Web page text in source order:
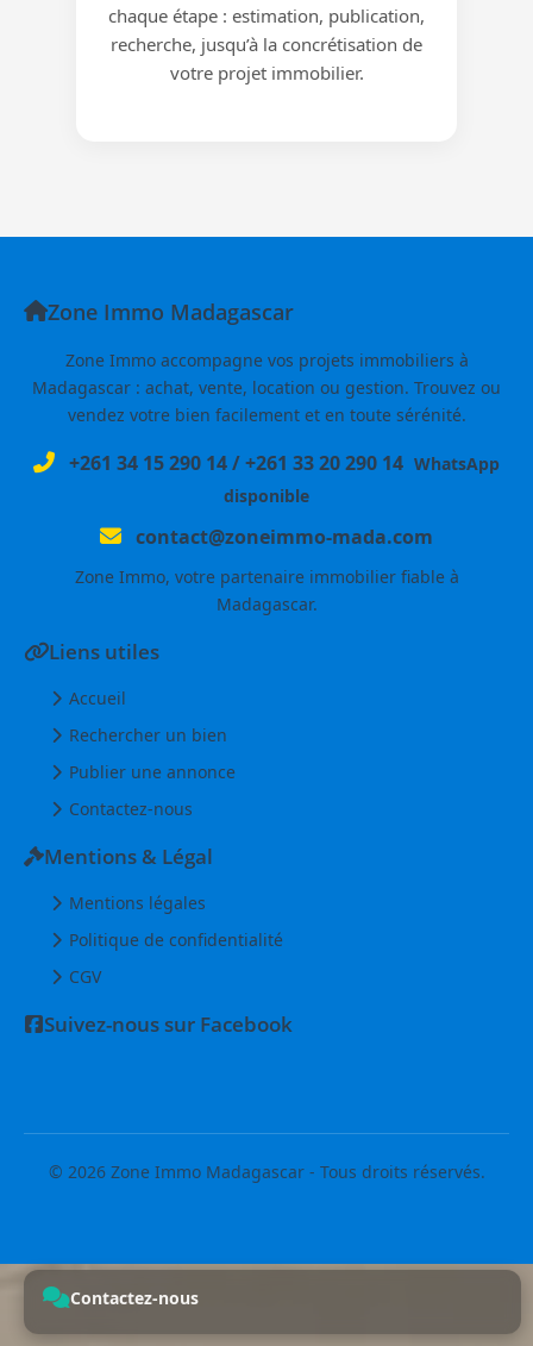
chaque étape : estimation, publication,
recherche, jusqu’à la concrétisation de
votre projet immobilier.
Zone Immo Madagascar
Zone Immo accompagne vos projets immobiliers à
Madagascar : achat, vente, location ou gestion. Trouvez ou
vendez votre bien facilement et en toute sérénité.
+261 34 15 290 14/+261 33 20 290 14 WhatsApp
disponible
contact@zoneimmo-mada.com
Zone Immo, votre partenaire immobilier fiable à
Madagascar.
Liens utiles
Accueil
Rechercher un bien
Publier une annonce
Contactez-nous
Mentions & Légal
Mentions légales
Politique de confidentialité
CGV
Suivez-nous sur Facebook
© 2026 Zone Immo Madagascar - Tous droits réservés.
Contactez-nous